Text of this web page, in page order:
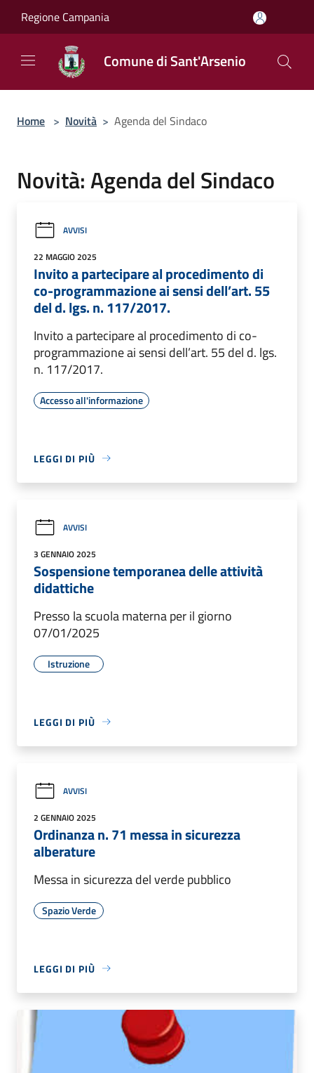
Regione Campania
Comune di Sant'Arsenio
Home > Novità > Agenda del Sindaco
Novità: Agenda del Sindaco
AVVISI
22 MAGGIO 2025
Invito a partecipare al procedimento di
co-programmazione ai sensi dell’art. 55
del d. lgs. n. 117/2017.
Invito a partecipare al procedimento di co-
programmazione ai sensi dell’art. 55 del d. lgs.
n. 117/2017.
Accesso all'informazione
LEGGI DI PIÙ
AVVISI
3 GENNAIO 2025
Sospensione temporanea delle attività
didattiche
Presso la scuola materna per il giorno
07/01/2025
Istruzione
LEGGI DI PIÙ
AVVISI
2 GENNAIO 2025
Ordinanza n. 71 messa in sicurezza
alberature
Messa in sicurezza del verde pubblico
Spazio Verde
LEGGI DI PIÙ